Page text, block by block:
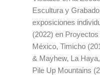
Escultura y
exposiciones
(2022) en
México, Timicho
& Mayhew, La
Pile Up Mountains